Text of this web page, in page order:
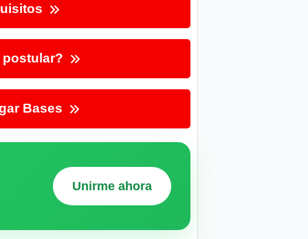
postular?
Bases
Unirme ahora